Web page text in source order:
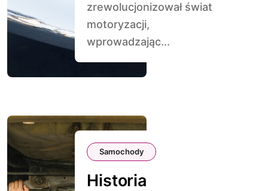
zrewolucjonizował świat
motoryzacji,
wprowadzając...
Samochody
Historia